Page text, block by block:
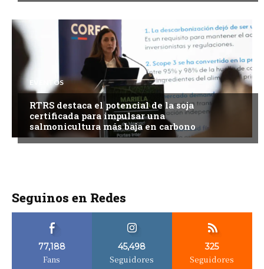
EVENTOS
RTRS destaca el potencial de la soja
certificada para impulsar una
salmonicultura más baja en carbono
Seguinos en Redes
77,188
Fans
45,498
Seguidores
325
Seguidores